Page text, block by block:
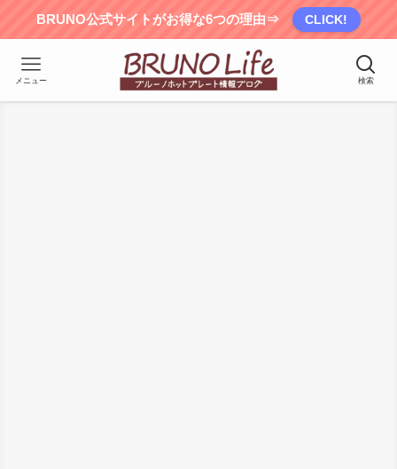
BRUNO公式サイトがお得な6つの理由⇒ CLICK!
検索
メニュー